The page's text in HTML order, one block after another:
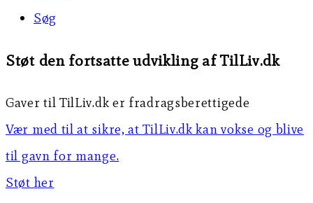
Søg
Støt den fortsatte udvikling af TilLiv.dk
Gaver til TilLiv.dk er fradragsberettigede
Vær med til at sikre, at TilLiv.dk kan vokse og blive
til gavn for mange.
Støt her